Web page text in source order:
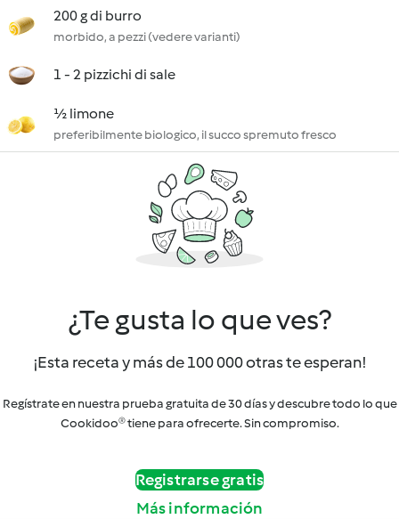
200 g di burro
morbido, a pezzi (vedere varianti)
1 - 2 pizzichi di sale
½ limone
preferibilmente biologico, il succo spremuto fresco
¿Te gusta lo que ves?
¡Esta receta y más de 100 000 otras te esperan!
Regístrate en nuestra prueba gratuita de 30 días y descubre todo lo que
Cookidoo® tiene para ofrecerte. Sin compromiso.
Registrarse gratis
Más información